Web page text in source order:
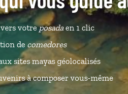
vers votreposadaen 1 clic
de comedores
sites mayas géolocalisés
à composer vous-même